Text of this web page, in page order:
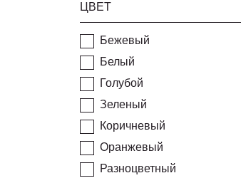
ЦВЕТ
Бежевый
Белый
Голубой
Зеленый
Коричневый
Оранжевый
Разноцветный